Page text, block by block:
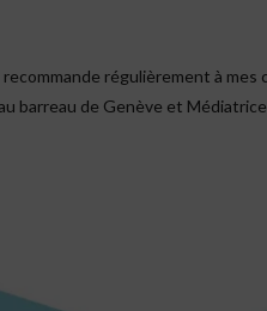
régulièrement à
barreau de Genève et